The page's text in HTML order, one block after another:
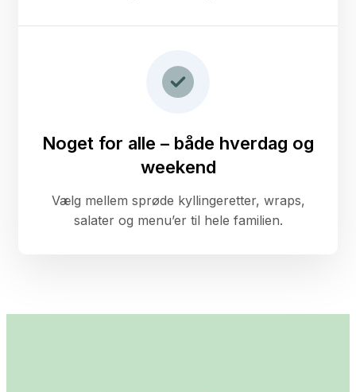
Noget for alle – både hverdag og
weekend
Vælg mellem sprøde kyllingeretter, wraps,
salater og menu’er til hele familien.